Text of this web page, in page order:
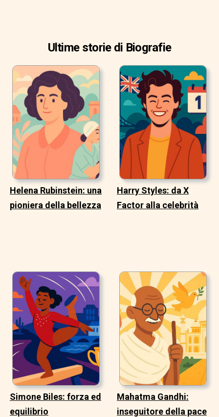
Ultime storie di Biografie
Helena Rubinstein: una
pioniera della bellezza
Harry Styles: da X
Factor alla celebrità
Simone Biles: forza ed
equilibrio
Mahatma Gandhi:
inseguitore della pace